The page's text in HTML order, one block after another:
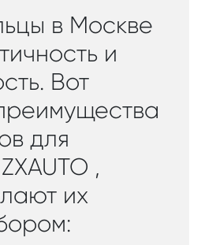
в Москве
и
Вот
для
,
их